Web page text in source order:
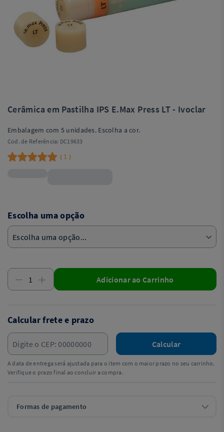
Cerâmica em Pastilha IPS E.Max Press LT - Ivoclar
Embalagem com 5 unidades. Escolha a cor.
Cod. de Referência: DC19633
( 1 )
Escolha uma opção
Adicionar ao Carrinho
Calcular frete e prazo
Calcular
A data de entrega será ajustada para o item com o maior prazo no seu carrinho.
Verifique o prazo final ao concluir a compra.
Formas de pagamento